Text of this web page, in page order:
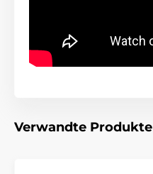
Verwandte Produkte